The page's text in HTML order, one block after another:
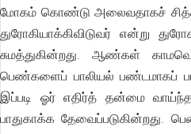
மோகம் கொண்டு அலைவதாகச்
துரோகியாக்கிவிடுவர் என்று
சுமத்துகின்றது. ஆண்கள்
பெண்களைப் பாலியல் பண்டமாகப்
இப்படி ஓர் எதிர்த் தன்மை
பாதுகாக்க தேவைப்படுகின்றது.